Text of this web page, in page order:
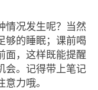
情况发生呢？当然
够的睡眠；课前喝
面，这样既能提醒
会。记得带上笔记
力哦。